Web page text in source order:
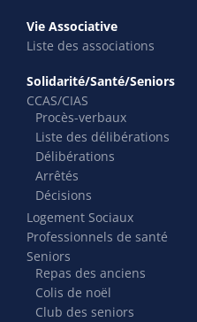
Vie Associative
Liste des associations
Solidarité/Santé/Seniors
CCAS/CIAS
Procès-verbaux
Liste des délibérations
Délibérations
Arrêtés
Décisions
Logement Sociaux
Professionnels de santé
Seniors
Repas des anciens
Colis de noël
Club des seniors